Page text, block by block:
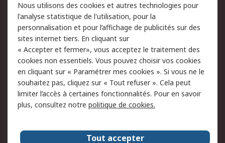
du site
Politique de protection
des données - Mise à
jour
Sécurité des E-mails
Conditions générales
de vente
Politique anti-
corruption
Campagnes marketing
A propos de RS
A propos de RS France
Evénements
Nous utilisons des cookies et autres technologies pour
l'analyse statistique de l'utilisation, pour la
personnalisation et pour l’affichage de publicités sur des
sites internet tiers. En cliquant sur
« Accepter et fermer», vous acceptez le traitement des
cookies non essentiels. Vous pouvez choisir vos cookies
en cliquant sur « Paramétrer mes cookies ». Si vous ne le
souhaitez pas, cliquez sur « Tout refuser ». Cela peut
limiter l’accès à certaines fonctionnalités. Pour en savoir
plus, consultez notre politique de cookies.
Tout accepter